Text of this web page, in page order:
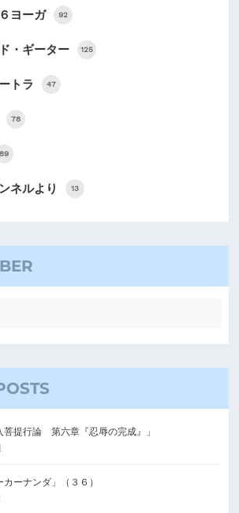
ヨーガ 92
・ギーター 125
トラ 47
78
89
ネルより 13
菩提行論 第六章『忍辱の完成』」
カーナンダ」（３６）